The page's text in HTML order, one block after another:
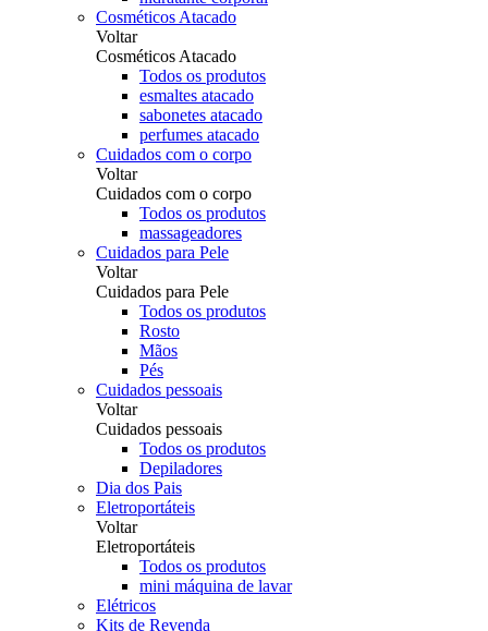
Cosméticos Atacado
Voltar
Cosméticos Atacado
Todos os produtos
esmaltes atacado
sabonetes atacado
perfumes atacado
Cuidados com o corpo
Voltar
Cuidados com o corpo
Todos os produtos
massageadores
Cuidados para Pele
Voltar
Cuidados para Pele
Todos os produtos
Rosto
Mãos
Pés
Cuidados pessoais
Voltar
Cuidados pessoais
Todos os produtos
Depiladores
Dia dos Pais
Eletroportáteis
Voltar
Eletroportáteis
Todos os produtos
mini máquina de lavar
Elétricos
Kits de Revenda